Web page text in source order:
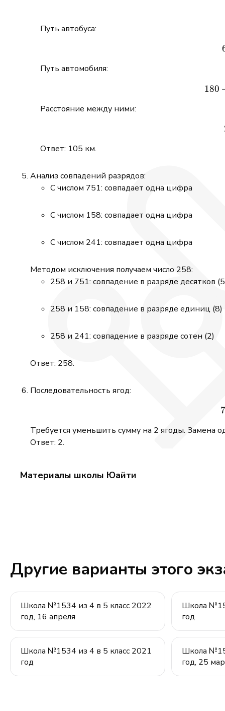
Путь автобуса:
Путь автомобиля:
180
Расстояние между ними:
Ответ: 105 км.
Анализ совпадений разрядов:
С числом 751: совпадает одна цифра
С числом 158: совпадает одна цифра
С числом 241: совпадает одна цифра
Методом исключения получаем число 258:
258 и 751: совпадение в разряде десятков
258 и 158: совпадение в разряде единиц (8)
258 и 241: совпадение в разряде сотен (2)
Ответ: 258.
Последовательность ягод:
Требуется уменьшить сумму на 2 ягоды. Замена
Ответ: 2.
Материалы школы Юайти
Другие варианты этого
Школа №1534 из 4 в 5 класс 2022
год, 16 апреля
Школа
год
Школа №1534 из 4 в 5 класс 2021
год
Школа
год, 25